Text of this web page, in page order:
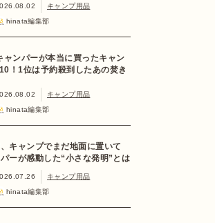
キャンプ用品
hinata編集部
ャンパーが本当に買ったキャン
！1位は予約殺到したあの焚き
キャンプ用品
hinata編集部
キャンプでまだ地面に置いて
ーが感動した“小さな発明”とは
キャンプ用品
hinata編集部